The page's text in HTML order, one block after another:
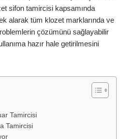
sifon tamircisi kapsamında
alarak tüm klozet marklarında ve
çözümünü sağlayabilir
hazır hale getirilmesini
Tamircisi
Tamircisi